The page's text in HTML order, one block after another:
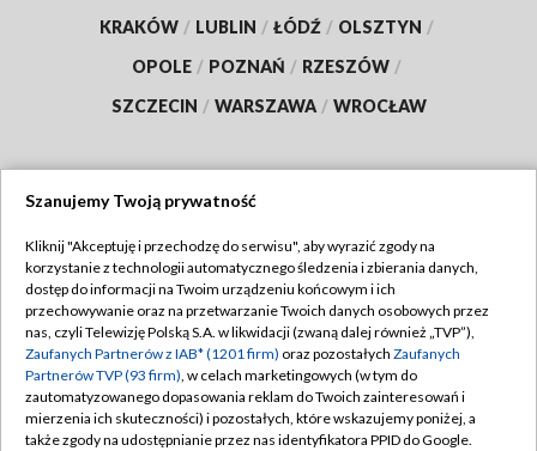
KRAKÓW / LUBLIN / ŁÓDŹ / OLSZTYN /
OPOLE / POZNAŃ / RZESZÓW /
SZCZECIN / WARSZAWA / WROCŁAW
TVP
Abonament TVP
Emisja w TVP
Centrum informacji TVP
Naziemna Telewizja Cyfrowa
Regulamin TVP
Polityka prywatności
Moje zgody
Pomoc
Szanujemy Twoją prywatność
Kliknij "Akceptuję i przechodzę do serwisu", aby wyrazić zgody na
korzystanie z technologii automatycznego śledzenia i zbierania danych,
dostęp do informacji na Twoim urządzeniu końcowym i ich
przechowywanie oraz na przetwarzanie Twoich danych osobowych przez
nas, czyli Telewizję Polską S.A. w likwidacji (zwaną dalej również „TVP”),
Zaufanych Partnerów z IAB* (1201 firm) oraz pozostałych Zaufanych
Partnerów TVP (93 firm), w celach marketingowych (w tym do
zautomatyzowanego dopasowania reklam do Twoich zainteresowań i
mierzenia ich skuteczności) i pozostałych, które wskazujemy poniżej, a
także zgody na udostępnianie przez nas identyfikatora PPID do Google.